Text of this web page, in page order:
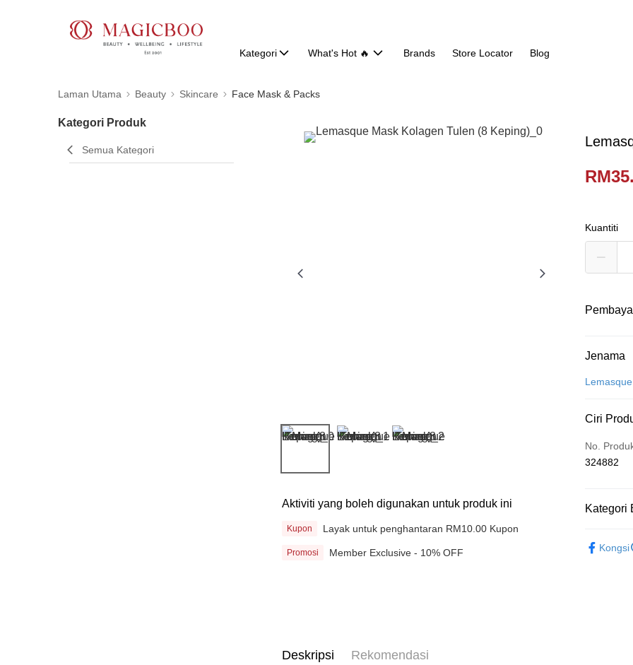
Kategori What's Hot 🔥 Brands Store Locator Blog
Laman Utama Beauty Skincare Face Mask & Packs
Kategori Produk
Semua Kategori
Aktiviti yang boleh digunakan untuk produk ini
Kupon Layak untuk penghantaran RM10.00 Kupon
Promosi Member Exclusive - 10% OFF
Kuantiti
Kaedah
Kad Kredit
Deskripsi
Leong
Touch 'n
Pilihan
Jenama
Lemasque
Ciri
No.
324882
Kategori
Kongsi
Deskripsi Rekomendasi